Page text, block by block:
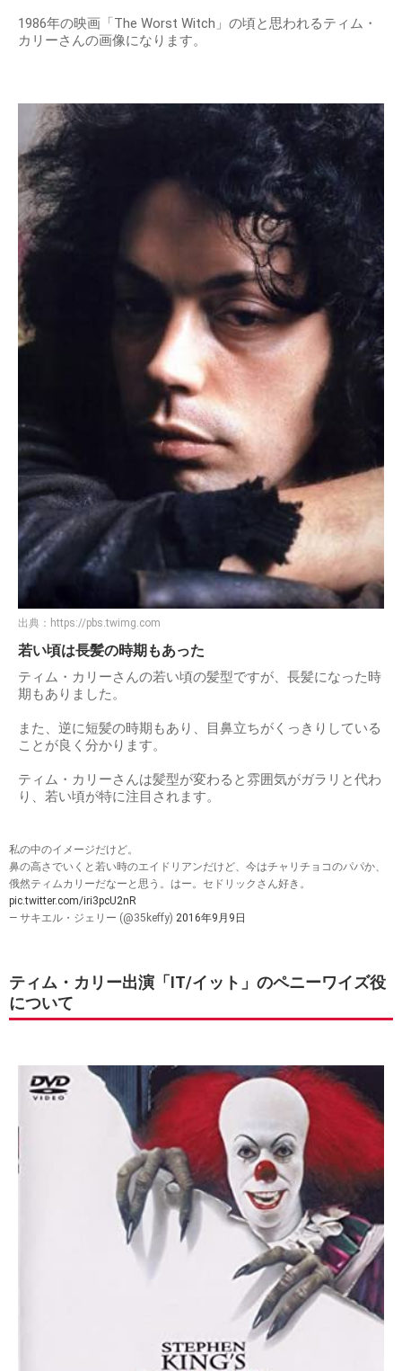
1986年の映画「The Worst Witch」の頃と思われるティム・
カリーさんの画像になります。
出典： https://pbs.twimg.com
若い頃は長髪の時期もあった
ティム・カリーさんの若い頃の髪型ですが、長髪になった時
期もありました。
また、逆に短髪の時期もあり、目鼻立ちがくっきりしている
ことが良く分かります。
ティム・カリーさんは髪型が変わると雰囲気がガラリと代わ
り、若い頃が特に注目されます。
私の中のイメージだけど。
鼻の高さでいくと若い時のエイドリアンだけど、今はチャリチョコのパパか、
俄然ティムカリーだなーと思う。はー。セドリックさん好き。
pic.twitter.com/iri3pcU2nR
— サキエル・ジェリー (@35keffy) 2016年9月9日
ティム・カリー出演「IT/イット」のペニーワイズ役
について